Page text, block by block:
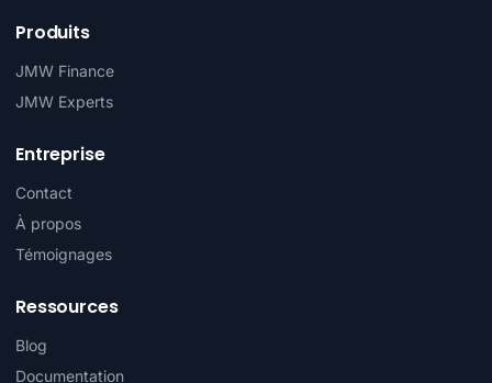
Produits
JMW Finance
JMW Experts
Entreprise
Contact
À propos
Témoignages
Ressources
Blog
Documentation